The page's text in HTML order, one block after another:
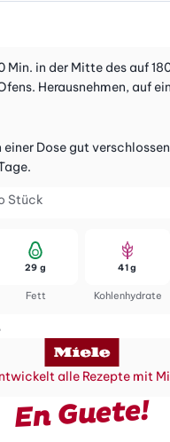
Min. in der Mitte des auf
Herausnehmen, auf
Dose gut
Stück
Fett
29 g
Kohlenhydrate
41 g
alle Rezepte mit
En Guete!